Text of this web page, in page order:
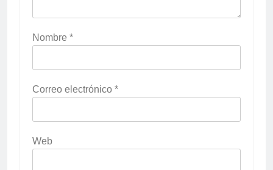
Nombre *
Correo electrónico *
Web